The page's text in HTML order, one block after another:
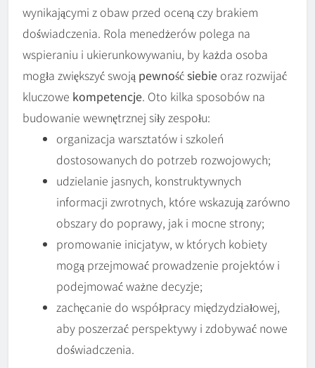
wynikającymi z obaw przed oceną czy brakiem
doświadczenia. Rola menedżerów polega na
wspieraniu i ukierunkowywaniu, by każda osoba
mogła zwiększyć swoją pewność siebie oraz rozwijać
kluczowe kompetencje. Oto kilka sposobów na
budowanie wewnętrznej siły zespołu:
organizacja warsztatów i szkoleń
dostosowanych do potrzeb rozwojowych;
udzielanie jasnych, konstruktywnych
informacji zwrotnych, które wskazują zarówno
obszary do poprawy, jak i mocne strony;
promowanie inicjatyw, w których kobiety
mogą przejmować prowadzenie projektów i
podejmować ważne decyzje;
zachęcanie do współpracy międzydziałowej,
aby poszerzać perspektywy i zdobywać nowe
doświadczenia.